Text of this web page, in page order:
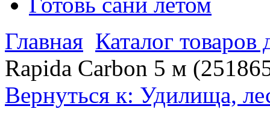
Главная Каталог
Rapida Carbon 5 м
Вернуться к: Удилища,